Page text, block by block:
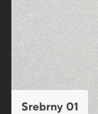
Srebrny 01